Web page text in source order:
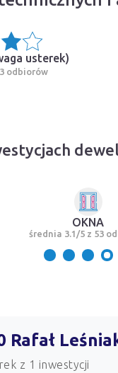
usterek)
odbiorów
OKNA
średnia 3.1/5 z 53
Rafał
z 1 inwestycji